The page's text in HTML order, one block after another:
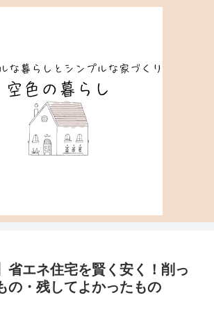
省エネ住宅を賢く安く！削っ
の・残してよかったもの